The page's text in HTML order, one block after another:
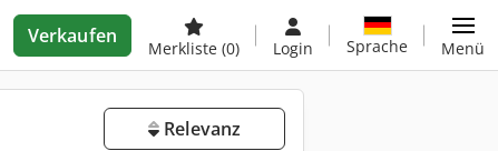
Verkaufen
Merkliste (0) Login Sprache Menü
Relevanz